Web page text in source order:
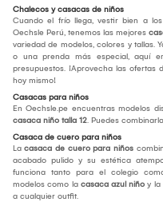
Chalecos y casacas de niños
Cuando el frío llega, vestir bien a
Oechsle Perú, tenemos las mejores
variedad de modelos, colores y tallas.
o una prenda más especial, aquí
presupuestos. ¡Aprovecha las
hoy mismo!
Casacas para niños
En Oechsle.pe encuentras modelos
casaca niño talla 12. Puedes
Casaca de cuero para niños
La casaca de cuero para niños
acabado pulido y su estética
funciona tanto para el colegio
modelos como la casaca azul niño y la
a cualquier outfit.